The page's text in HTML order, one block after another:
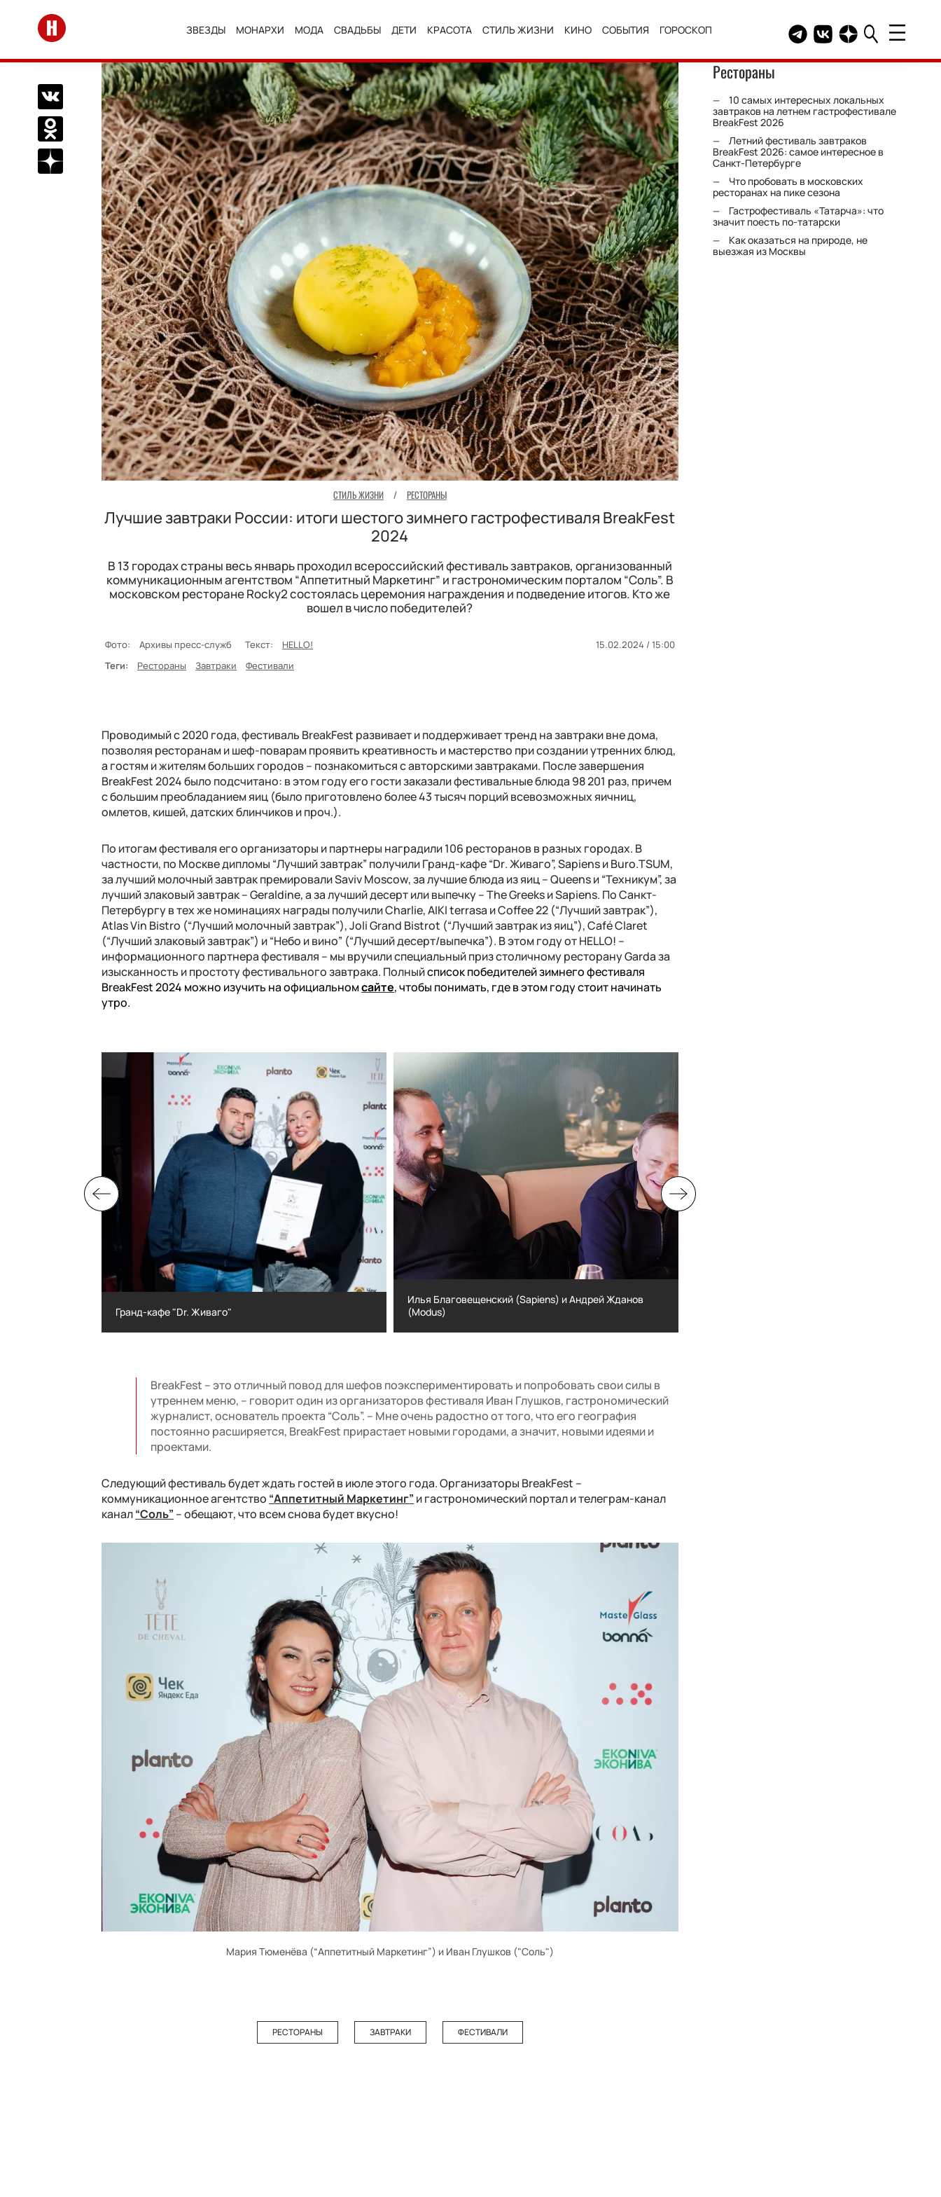
Перейти на главную
ЗВЕЗДЫ МОНАРХИ МОДА СВАДЬБЫ ДЕТИ КРАСОТА СТИЛЬ ЖИЗНИ КИНО СОБЫТИЯ ГОРОСКОП Telegram канал HELLO
Группа HELLO
Канал HELLO в
Поделиться Вконтакте
Поделиться в Одноклассниках
Подписаться на нас в Дзен
СТИЛЬ ЖИЗНИ / РЕСТОРАНЫ
Лучшие завтраки России: итоги шестого зимнего гастрофестиваля BreakFest
2024
В 13 городах страны весь январь проходил всероссийский фестиваль завтраков, организованный
коммуникационным агентством “Аппетитный Маркетинг” и гастрономическим порталом “Соль”. В
московском ресторане Rocky2 состоялась церемония награждения и подведение итогов. Кто же
вошел в число победителей?
Фото: Архивы пресс-служб Текст: HELLO!
15.02.2024 / 15:00
Теги:
Рестораны Завтраки Фестивали
Проводимый с 2020 года, фестиваль BreakFest развивает и поддерживает тренд на завтраки вне дома,
позволяя ресторанам и шеф-поварам проявить креативность и мастерство при создании утренних блюд,
а гостям и жителям больших городов – познакомиться с авторскими завтраками. После завершения
BreakFest2024 было подсчитано: в этом году его гости заказали фестивальные блюда 98 201 раз, причем
с большим преобладанием яиц (было приготовлено более 43 тысяч порций всевозможных яичниц,
омлетов, кишей, датских блинчиков и проч.).
По итогам фестиваля его организаторы и партнеры наградили 106 ресторанов в разных городах. В
частности, по Москве дипломы “Лучший завтрак” получили Гранд-кафе “Dr. Живаго”,SapiensиBuro.TSUM,
за лучший молочный завтрак премировалиSaviv Moscow, за лучшие блюда из яиц –Queensи “Техникум”, за
лучший злаковый завтрак –Geraldine, а за лучший десерт или выпечку –The GreeksиSapiens. По Санкт-
Петербургу в тех же номинациях награды получилиCharlie,AIKI terrasa иCoffee22 (“Лучший завтрак”),
Atlas Vin Bistro (“Лучший молочный завтрак”),Joli Grand Bistrot (“Лучший завтрак из яиц”),CaféClaret
(“Лучший злаковый завтрак”) и “Небо и вино” (“Лучший десерт/выпечка”). В этом году отHELLO! –
информационного партнера фестиваля – мы вручили специальный приз столичному ресторануGardaза
изысканность и простоту фестивального завтрака. Полныйсписок победителей зимнего фестиваля
BreakFest 2024 можно изучить на официальномсайте, чтобы понимать, где в этом году стоит начинать
утро.
Гранд-кафе "Dr. Живаго"
Илья Благовещенский (Sapiens) и Андрей Жданов
(Modus)
BreakFest – это отличный повод для шефов поэкспериментировать и попробовать свои силы в
утреннем меню, – говорит один из организаторов фестиваля Иван Глушков, гастрономический
журналист, основатель проекта “Соль”. – Мне очень радостно от того, что его география
постоянно расширяется, BreakFest прирастает новыми городами, а значит, новыми идеями и
проектами.
Следующий фестиваль будет ждать гостей в июле этого года. Организаторы BreakFest –
коммуникационное агентство “Аппетитный Маркетинг” и гастрономический портал и телеграм-канал
канал“Соль” – обещают, что всем снова будет вкусно!
Мария Тюменёва (“Аппетитный Маркетинг”) и Иван Глушков ("Соль")
РЕСТОРАНЫ ЗАВТРАКИ ФЕСТИВАЛИ
Рестораны
10 самых интересных локальных
завтраков на летнем гастрофестивале
BreakFest 2026
Летний фестиваль завтраков
BreakFest 2026: самое интересное в
Санкт-Петербурге
Что пробовать в московских
ресторанах на пике сезона
Гастрофестиваль «Татарча»: что
значит поесть по-татарски
Как оказаться на природе, не
выезжая из Москвы